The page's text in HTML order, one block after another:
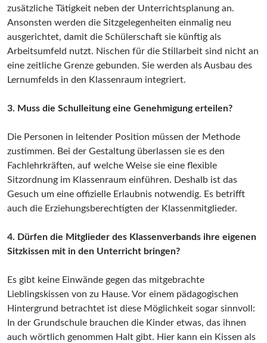
zusätzliche Tätigkeit neben der Unterrichtsplanung an.
Ansonsten werden die Sitzgelegenheiten einmalig neu
ausgerichtet, damit die Schülerschaft sie künftig als
Arbeitsumfeld nutzt. Nischen für die Stillarbeit sind nicht an
eine zeitliche Grenze gebunden. Sie werden als Ausbau des
Lernumfelds in den Klassenraum integriert.
3. Muss die Schulleitung eine Genehmigung erteilen?
Die Personen in leitender Position müssen der Methode
zustimmen. Bei der Gestaltung überlassen sie es den
Fachlehrkräften, auf welche Weise sie eine flexible
Sitzordnung im Klassenraum einführen. Deshalb ist das
Gesuch um eine offizielle Erlaubnis notwendig. Es betrifft
auch die Erziehungsberechtigten der Klassenmitglieder.
4. Dürfen die Mitglieder des Klassenverbands ihre eigenen
Sitzkissen mit in den Unterricht bringen?
Es gibt keine Einwände gegen das mitgebrachte
Lieblingskissen von zu Hause. Vor einem pädagogischen
Hintergrund betrachtet ist diese Möglichkeit sogar sinnvoll:
In der Grundschule brauchen die Kinder etwas, das ihnen
auch wörtlich genommen Halt gibt. Hier kann ein Kissen als